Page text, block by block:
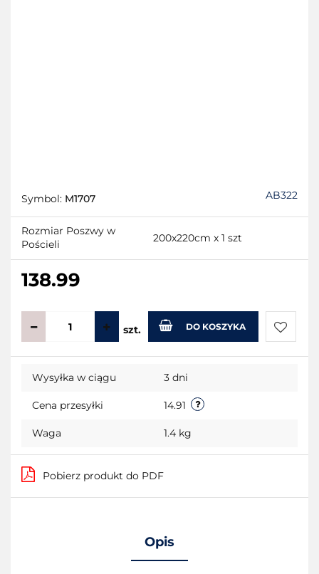
Symbol: M1707 AB322
Rozmiar Poszwy w
Pościeli
200x220cm x 1 szt
138.99
szt. DO KOSZYKA
Do
Wysyłka w ciągu 3 dni
Cena przesyłki 14.91
Waga 1.4 kg
Pobierz produkt do PDF
Opis